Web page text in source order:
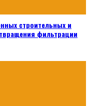
строительных и
фильтрации